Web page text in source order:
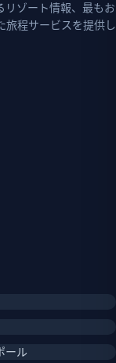
リゾート情報、最もお
旅程サービスを提供し
ール